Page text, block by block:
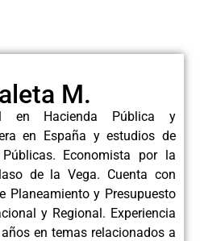
M.
en Hacienda Pública y
en España y estudios de
Economista por la
de la Vega. Cuenta con
Planeamiento y Presupuesto
y Regional. Experiencia
en temas relacionados a